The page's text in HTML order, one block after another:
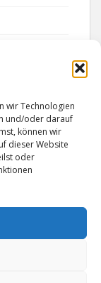
wir Technologien
und/oder darauf
können wir
dieser Website
oder